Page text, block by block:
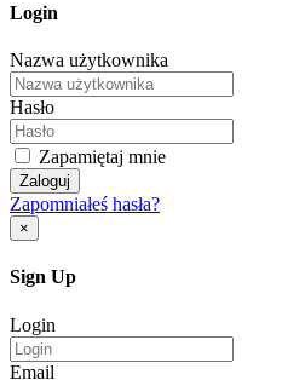
Login
Nazwa użytkownika
Hasło
Zapamiętaj mnie
Zaloguj
Zapomniałeś hasła?
×
Sign Up
Login
Email